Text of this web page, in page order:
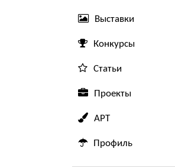
Выставки
Конкурсы
Статьи
Проекты
АРТ
Профиль